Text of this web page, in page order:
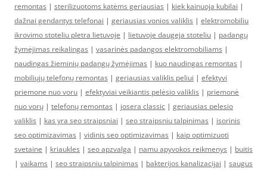
remontas | sterilizuotoms katėms geriausias | kiek kainuoja kubilai |
dažnai gendantys telefonai | geriausias vonios valiklis | elektromobiliu
ikrovimo stoteliu pletra lietuvoje | lietuvoje daugeja stoteliu | padangų
žymėjimas reikalingas | vasarinės padangos elektromobiliams |
naudingas žieminių padangų žymėjimas | kuo naudingas remontas |
mobiliųjų telefonų remontas | geriausias valiklis peliui | efektyvi
priemone nuo voru | efektyviai veikiantis pelėsio valiklis | priemonė
nuo vorų | telefonų remontas | josera classic | geriausias pelesio
valiklis | kas yra seo straipsniai | seo straipsniu talpinimas | isorinis
seo optimizavimas | vidinis seo optimizavimas | kaip optimizuoti
svetaine | kriaukles | seo apzvalga | namu apyvokos reikmenys | buitis
| vaikams | seo straipsniu talpinimas | bakterijos kanalizacijai | saugus